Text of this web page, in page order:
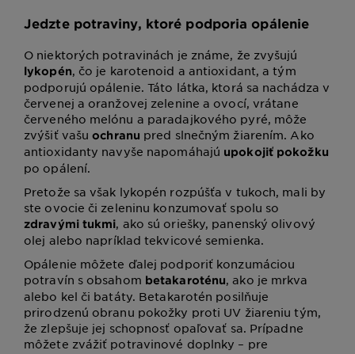
Jedzte potraviny, ktoré podporia opálenie
O niektorých potravinách je známe, že zvyšujú
lykopén, čo je karotenoid a antioxidant, a tým
podporujú opálenie. Táto látka, ktorá sa nachádza v
červenej a oranžovej zelenine a ovocí, vrátane
červeného melónu a paradajkového pyré, môže
zvýšiť vašuochranu pred slnečným žiarením. Ako
antioxidanty navyše napomáhajú upokojiť pokožku
po opálení.
Pretože sa však lykopén rozpúšťa v tukoch, mali by
ste ovocie či zeleninu konzumovať spolu so
zdravými tukmi, ako sú oriešky, panenský olivový
olej alebo napríklad tekvicové semienka.
Opálenie môžete ďalej podporiť konzumáciou
potravín s obsahom betakaroténu, ako je mrkva
alebo kel či batáty. Betakarotén posilňuje
prirodzenú obranu pokožky proti UV žiareniu tým,
že zlepšuje jej schopnosť opaľovať sa. Prípadne
môžete zvážiť potravinové doplnky – pre